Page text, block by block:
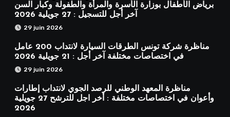
برياض الأطفال بوزارة الأسرة والمرأة والطفولة وكبار السن
آخر أجل للتسجيل : 27 جويلية 2026
29 juin 2026
مناظرة شركة تونس الطرقات السيارة لانتداب 200 عامل
في اختصاصات مختلفة آخر أجل : 21 جويلية 2026
29 juin 2026
مناظرة المعهد الوطني للرصد الجوي لانتداب إطارات
وأعوان في اختصاصات مختلفة : أخر اجل للترشح 27 جويلية
2026